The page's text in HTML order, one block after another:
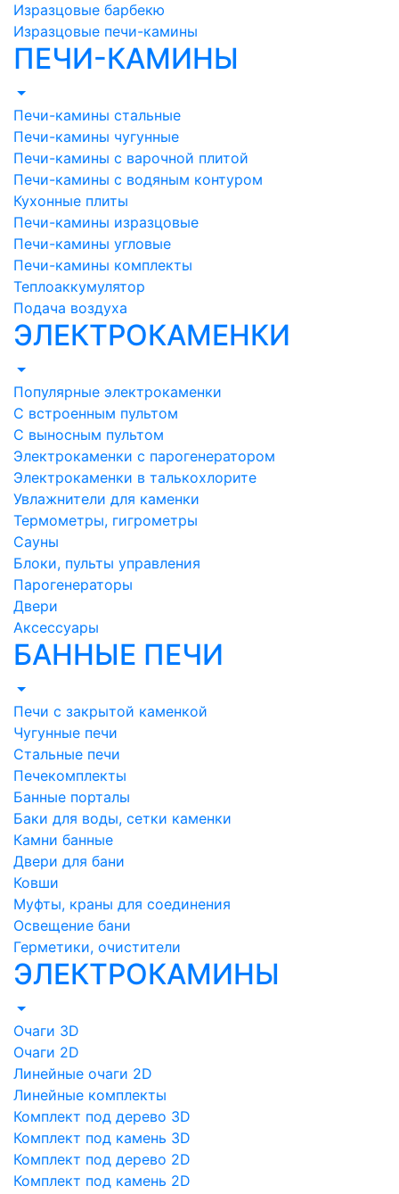
Изразцовые барбекю
Изразцовые печи-камины
ПЕЧИ-КАМИНЫ
Печи-камины стальные
Печи-камины чугунные
Печи-камины с варочной плитой
Печи-камины с водяным контуром
Кухонные плиты
Печи-камины изразцовые
Печи-камины угловые
Печи-камины комплекты
Теплоаккумулятор
Подача воздуха
ЭЛЕКТРОКАМЕНКИ
Популярные электрокаменки
С встроенным пультом
С выносным пультом
Электрокаменки с парогенератором
Электрокаменки в талькохлорите
Увлажнители для каменки
Термометры, гигрометры
Сауны
Блоки, пульты управления
Парогенераторы
Двери
Аксессуары
БАННЫЕ ПЕЧИ
Печи с закрытой каменкой
Чугунные печи
Стальные печи
Печекомплекты
Банные порталы
Баки для воды, сетки каменки
Камни банные
Двери для бани
Ковши
Муфты, краны для соединения
Освещение бани
Герметики, очистители
ЭЛЕКТРОКАМИНЫ
Очаги 3D
Очаги 2D
Линейные очаги 2D
Линейные комплекты
Комплект под дерево 3D
Комплект под камень 3D
Комплект под дерево 2D
Комплект под камень 2D